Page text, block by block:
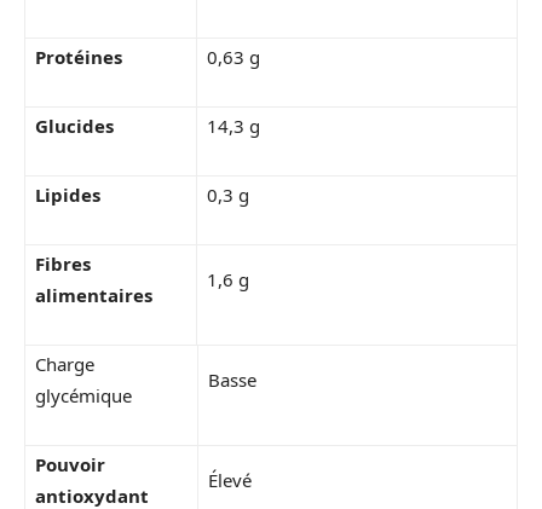
Protéines 0,63 g
Glucides 14,3 g
Lipides 0,3 g
Fibres
alimentaires
1,6 g
Charge
glycémique
Basse
Pouvoir
antioxydant
Élevé